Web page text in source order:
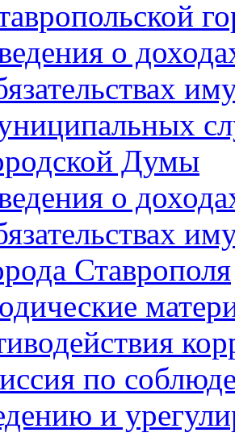
о
Думы
о
Ставрополя
по
и